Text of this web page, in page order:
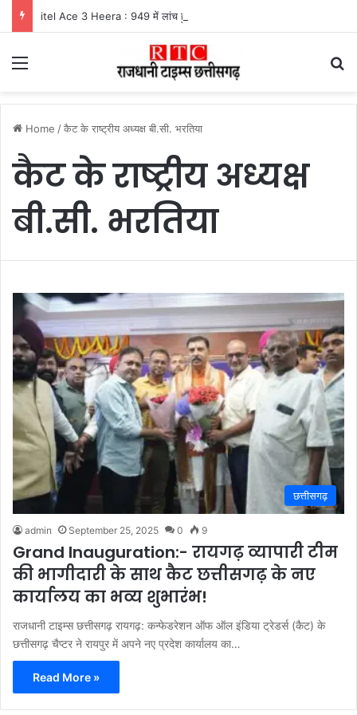
Menu
Home /कैट के राष्ट्रीय अध्यक्ष बी.सी. भरतिया
कैट के राष्ट्रीय अध्यक्ष
बी.सी. भरतिया
छत्तीसगढ़
admin September 25, 2025 0 9
Grand Inauguration:- रायगढ़ व्यापारी टीम
की भागीदारी के साथ कैट छत्तीसगढ़ के नए
कार्यालय का भव्य शुभारंभ!
राजधानी टाइम्स छत्तीसगढ़ रायगढ़: कन्फेडरेशन ऑफ ऑल इंडिया ट्रेडर्स (कैट) के
छत्तीसगढ़ चैप्टर ने रायपुर में अपने नए प्रदेश कार्यालय का…
Read More »